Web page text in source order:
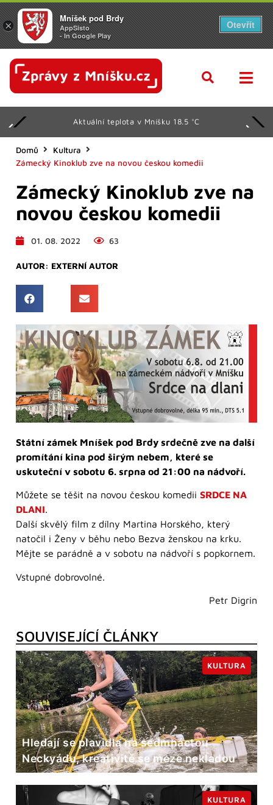
Aktuální teplota v Mníšku 18.5 °C
Domů
Kultura
Zámecký Kinoklub zve na novou českou komedii
Zámecký Kinoklub zve na
novou českou komedii
01. 08. 2022 63
AUTOR: EXTERNÍ AUTOR
Státní zámek Mníšek pod Brdy srdečně zve na další
promítání kina pod širým nebem, které se
uskuteční v sobotu 6. srpna od 21:00 na nádvoří.
Můžete se těšit na novou českou komedii SRDCE NA
DLANI.
Další skvělý film z dílny Martina Horského, který
natočil i Ženy v běhu nebo Bezva ženskou na krku.
Mějte se parádně a v sobotu na nádvoří s popkornem.
Vstupné dobrovolné.
Petr Digrin
SOUVISEJÍCÍ ČLÁNKY
Hledají se plavidla na sedmnáctou
Neckyádu, kreativitě se meze nekladou
KULTURA
KULTURA
×
Mníšek pod Brdy
AppSisto
- In Google Play
Otevřít